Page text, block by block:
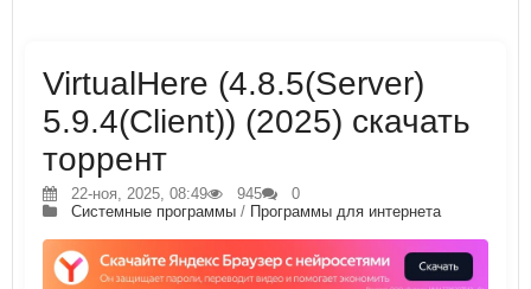
VirtualHere (4.8.5(Server)
5.9.4(Client)) (2025) скачать
торрент
22-ноя, 2025, 08:49 945
0
Системные программы / Программы для интернета